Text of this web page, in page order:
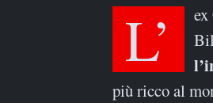
L’
più ricco al